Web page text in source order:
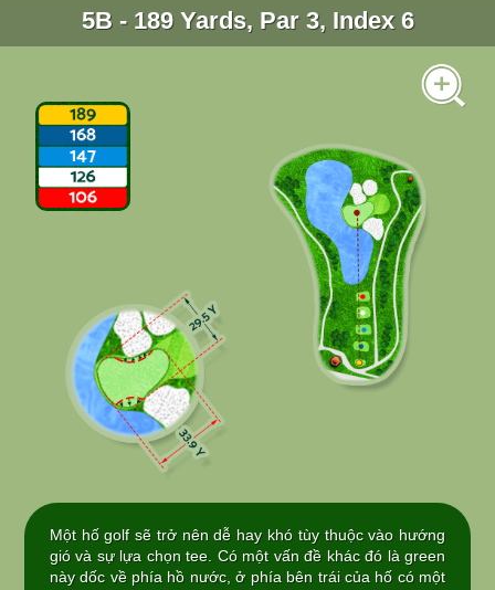
5B - 189 Yards, Par 3, Index 6
Một hố golf sẽ trở nên dễ hay khó tùy thuộc vào hướng
gió và sự lựa chọn tee. Có một vấn đề khác đó là green
này dốc về phía hồ nước, ở phía bên trái của hố có một